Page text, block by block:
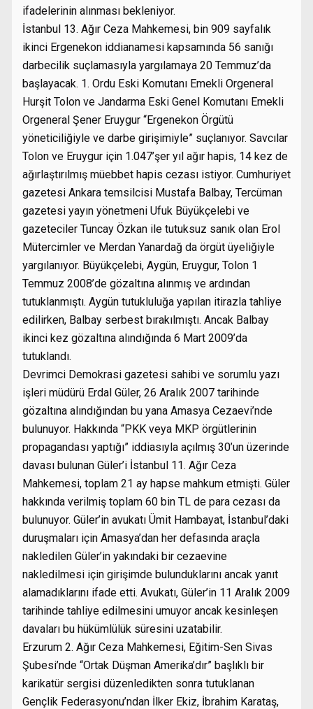
ifadelerinin alınması bekleniyor.
İstanbul 13. Ağır Ceza Mahkemesi, bin 909 sayfalık
ikinci Ergenekon iddianamesi kapsamında 56 sanığı
darbecilik suçlamasıyla yargılamaya 20 Temmuz’da
başlayacak. 1. Ordu Eski Komutanı Emekli Orgeneral
Hurşit Tolon ve Jandarma Eski Genel Komutanı Emekli
Orgeneral Şener Eruygur “Ergenekon Örgütü
yöneticiliğiyle ve darbe girişimiyle” suçlanıyor. Savcılar
Tolon ve Eruygur için 1.047’şer yıl ağır hapis, 14 kez de
ağırlaştırılmış müebbet hapis cezası istiyor. Cumhuriyet
gazetesi Ankara temsilcisi Mustafa Balbay, Tercüman
gazetesi yayın yönetmeni Ufuk Büyükçelebi ve
gazeteciler Tuncay Özkan ile tutuksuz sanık olan Erol
Mütercimler ve Merdan Yanardağ da örgüt üyeliğiyle
yargılanıyor. Büyükçelebi, Aygün, Eruygur, Tolon 1
Temmuz 2008’de gözaltına alınmış ve ardından
tutuklanmıştı. Aygün tutukluluğa yapılan itirazla tahliye
edilirken, Balbay serbest bırakılmıştı. Ancak Balbay
ikinci kez gözaltına alındığında 6 Mart 2009’da
tutuklandı.
Devrimci Demokrasi gazetesi sahibi ve sorumlu yazı
işleri müdürü Erdal Güler, 26 Aralık 2007 tarihinde
gözaltına alındığından bu yana Amasya Cezaevi’nde
bulunuyor. Hakkında “PKK veya MKP örgütlerinin
propagandası yaptığı” iddiasıyla açılmış 30’un üzerinde
davası bulunan Güler’i İstanbul 11. Ağır Ceza
Mahkemesi, toplam 21 ay hapse mahkum etmişti. Güler
hakkında verilmiş toplam 60 bin TL de para cezası da
bulunuyor. Güler’in avukatı Ümit Hambayat, İstanbul’daki
duruşmaları için Amasya’dan her defasında araçla
nakledilen Güler’in yakındaki bir cezaevine
nakledilmesi için girişimde bulunduklarını ancak yanıt
alamadıklarını ifade etti. Avukatı, Güler’in 11 Aralık 2009
tarihinde tahliye edilmesini umuyor ancak kesinleşen
davaları bu hükümlülük süresini uzatabilir.
Erzurum 2. Ağır Ceza Mahkemesi, Eğitim-Sen Sivas
Şubesi’nde “Ortak Düşman Amerika’dır” başlıklı bir
karikatür sergisi düzenledikten sonra tutuklanan
Gençlik Federasyonu’ndan İlker Ekiz, İbrahim Karataş,